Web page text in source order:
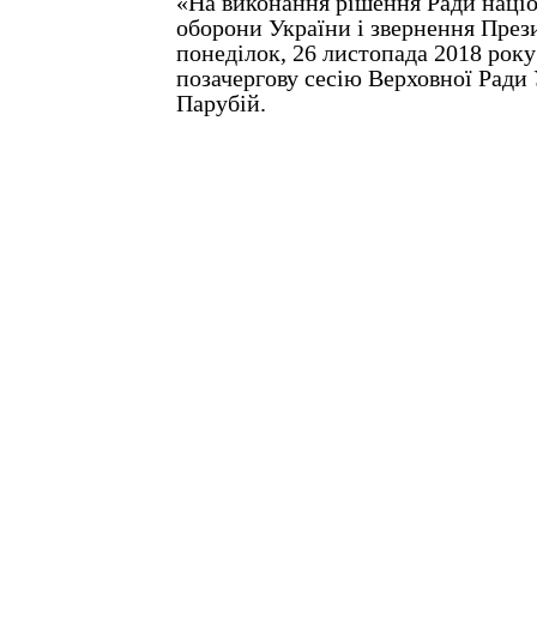
оборони України і звернення
понеділок, 26 листопада 2018
позачергову сесію Верховної
Парубій.